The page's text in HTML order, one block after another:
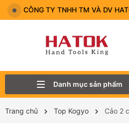
CÔNG TY TNHH TM VÀ DV
Danh mục sản phẩm
Trang chủ Top Kogyo Cảo 2